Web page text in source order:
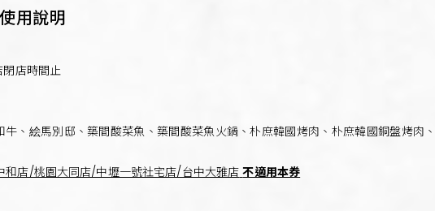
用說明
店時間止
、絵馬別邸、築間酸菜魚、築間酸菜魚火鍋、朴庶韓國烤肉、朴庶韓國銅盤烤肉
店/桃園大同店/中壢一號社宅店/台中大雅店 不適用本券